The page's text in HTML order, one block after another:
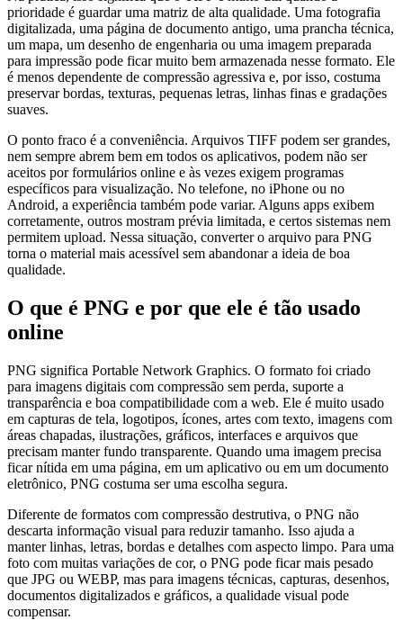
prioridade é guardar uma matriz de alta qualidade. Uma fotografia
digitalizada, uma página de documento antigo, uma prancha técnica,
um mapa, um desenho de engenharia ou uma imagem preparada
para impressão pode ficar muito bem armazenada nesse formato. Ele
é menos dependente de compressão agressiva e, por isso, costuma
preservar bordas, texturas, pequenas letras, linhas finas e gradações
suaves.
O ponto fraco é a conveniência. Arquivos TIFF podem ser grandes,
nem sempre abrem bem em todos os aplicativos, podem não ser
aceitos por formulários online e às vezes exigem programas
específicos para visualização. No telefone, no iPhone ou no
Android, a experiência também pode variar. Alguns apps exibem
corretamente, outros mostram prévia limitada, e certos sistemas nem
permitem upload. Nessa situação, converter o arquivo para PNG
torna o material mais acessível sem abandonar a ideia de boa
qualidade.
O que é PNG e por que ele é tão usado
online
PNG significa Portable Network Graphics. O formato foi criado
para imagens digitais com compressão sem perda, suporte a
transparência e boa compatibilidade com a web. Ele é muito usado
em capturas de tela, logotipos, ícones, artes com texto, imagens com
áreas chapadas, ilustrações, gráficos, interfaces e arquivos que
precisam manter fundo transparente. Quando uma imagem precisa
ficar nítida em uma página, em um aplicativo ou em um documento
eletrônico, PNG costuma ser uma escolha segura.
Diferente de formatos com compressão destrutiva, o PNG não
descarta informação visual para reduzir tamanho. Isso ajuda a
manter linhas, letras, bordas e detalhes com aspecto limpo. Para uma
foto com muitas variações de cor, o PNG pode ficar mais pesado
que JPG ou WEBP, mas para imagens técnicas, capturas, desenhos,
documentos digitalizados e gráficos, a qualidade visual pode
compensar.